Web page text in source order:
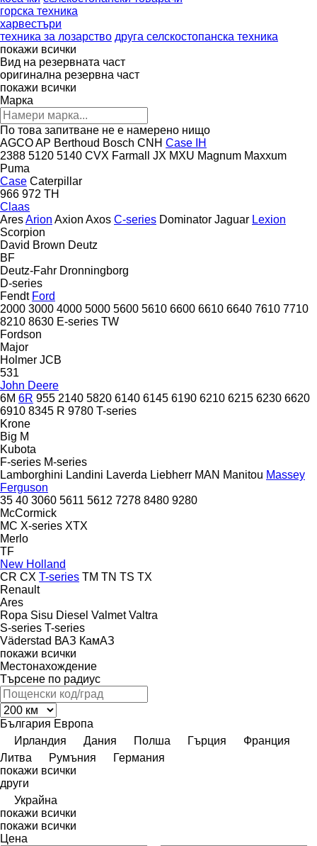
горска техника
харвестъри
техника за лозарство друга селскостопанска техника
покажи всички
Вид на резервната част
оригинална резервна част
покажи всички
Марка
По това запитване не е намерено нищо
AGCOAP Berthoud Bosch CNH Case IH
2388 5120 5140 CVX Farmall JX MXU Magnum Maxxum
Puma
Case Caterpillar
966 972 TH
Claas
AresArion Axion Axos C-series Dominator Jaguar Lexion
Scorpion
David Brown Deutz
BF
Deutz-Fahr Dronningborg
D-series
Fendt Ford
2000 3000 4000 5000 5600 5610 6600 6610 6640 7610 7710
8210 8630 E-series TW
Fordson
Major
Holmer JCB
531
John Deere
6M 6R 955 2140 5820 6140 6145 6190 6210 6215 6230 6620
6910 8345 R 9780 T-series
Krone
Big M
Kubota
F-series M-series
Lamborghini Landini Laverda Liebherr MAN Manitou Massey
Ferguson
35 40 3060 5611 5612 7278 8480 9280
McCormick
MC X-series XTX
Merlo
TF
New Holland
CR CX T-series TM TN TS TX
Renault
Ares
Ropa Sisu Diesel Valmet Valtra
S-series T-series
Väderstad ВАЗ КамАЗ
покажи всички
Местонахождение
Търсене по радиус
България Европа
Ирландия
Дания Полша Гърция
Франция
Литва
Румъния
Германия
покажи всички
други
Украйна
покажи всички
покажи всички
Цена